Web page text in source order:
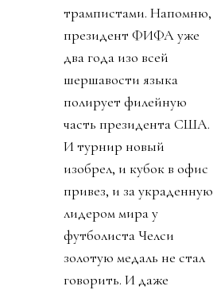
трампистами. Напомню,
президент ФИФА уже
два года изо всей
шершавости языка
полирует филейную
часть президента США.
И турнир новый
изобрел, и кубок в офис
привез, и за украденную
лидером мира у
футболиста Челси
золотую медаль не стал
говорить. И даже